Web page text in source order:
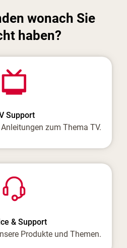
wonach Sie
haben?
Support
zum Thema TV.
& Support
Produkte und Themen.